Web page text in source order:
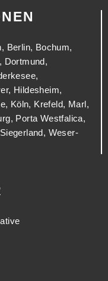
, Berlin, Bochum,
, Dortmund,
,
, Hildesheim,
, Köln, Krefeld, Marl,
, Porta Westfalica,
Siegerland, Weser-